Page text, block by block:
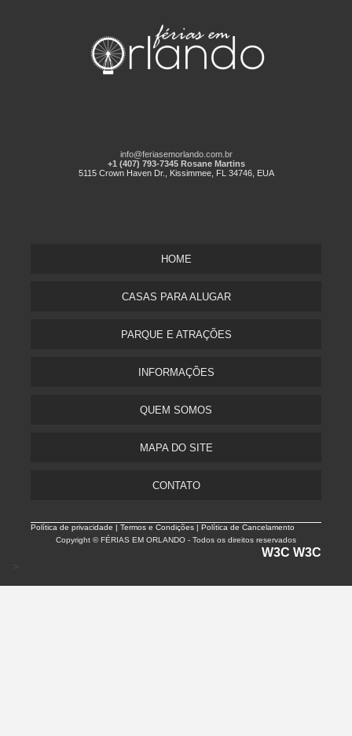
info@feriasemorlando.com.br
+1 (407) 793-7345 Rosane Martins
5115 Crown Haven Dr., Kissimmee, FL 34746, EUA
HOME
CASAS PARA ALUGAR
PARQUE E ATRAÇÕES
INFORMAÇÕES
QUEM SOMOS
MAPA DO SITE
CONTATO
Política de privacidade |Termos e Condições | Política de Cancelamento
Copyright © FÉRIAS EM ORLANDO - Todos os direitos reservados
W3C W3C